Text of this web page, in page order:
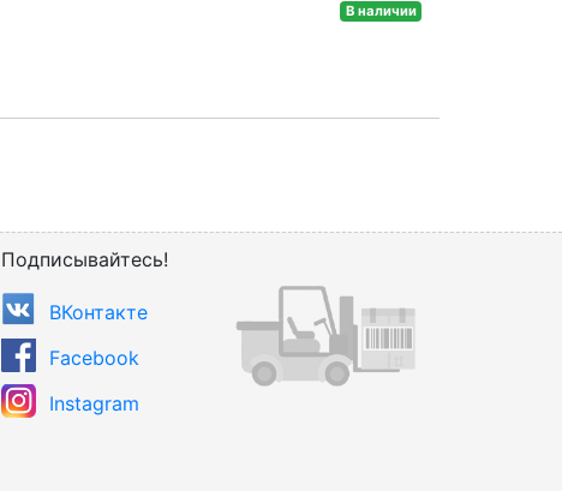
В наличии
Подписывайтесь!
ВКонтакте
Facebook
Instagram